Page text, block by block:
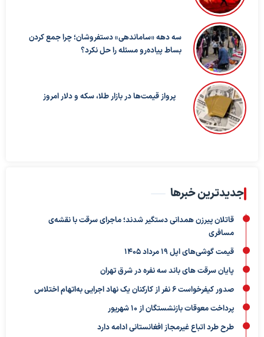
سه دهه «ساماندهی» دستفروشان؛ چرا جمع کردن
بساط پیاده‌رو مسئله را حل نکرد؟
پرواز قیمت‌ها در بازار طلا، سکه و دلار امروز
جدیدترین خبرها
قاتلان پیرزن همدانی دستگیر شدند؛ ماجرای سرقت با نقشه‌ی
مسافری
قیمت گوشی‌های اپل 19 مرداد 1405
پایان سرقت های باند سه نفره در شرق تهران
صدور کیفرخواست ۶ نفر از کارکنان یک‌ نهاد‌ اجرایی به‌اتهام اختلاس
پرداخت معوقات بازنشستگان از ۱۰ شهریور
طرح طرد اتباع غیرمجاز افغانستانی ادامه دارد